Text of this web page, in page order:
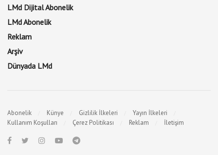
LMd Dijital Abonelik
LMd Abonelik
Reklam
Arşiv
Dünyada LMd
Abonelik Künye Gizlilik İlkeleri
Yayın İlkeleri
Kullanım Koşulları
Çerez Politikası Reklam İletişim